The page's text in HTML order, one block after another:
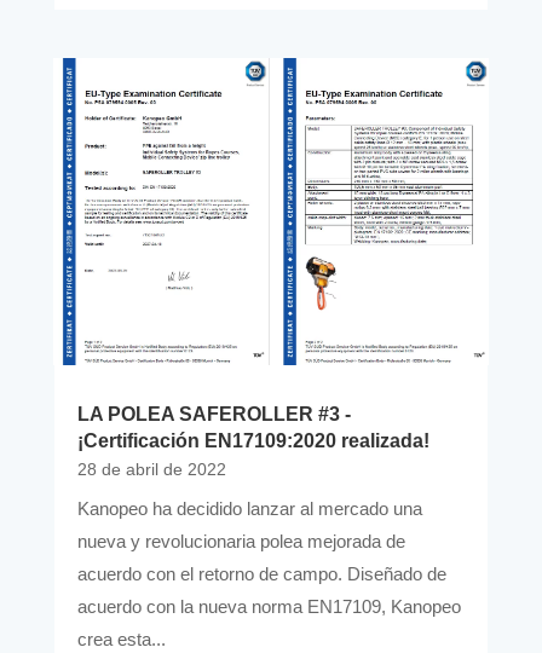
LA POLEA SAFEROLLER #3 -
¡Certificación EN17109:2020 realizada!
28 de abril de 2022
Kanopeo ha decidido lanzar al mercado una
nueva y revolucionaria polea mejorada de
acuerdo con el retorno de campo. Diseñado de
acuerdo con la nueva norma EN17109, Kanopeo
crea esta...